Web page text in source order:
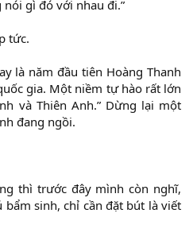
gì đó với nhau đi.”
tức.
là năm đầu tiên Hoàng Thanh
gia. Một niềm tự hào rất lớn
và Thiên Anh.” Dừng lại một
đang ngồi.
thì trước đây mình còn nghĩ,
sinh, chỉ cần đặt bút là viết